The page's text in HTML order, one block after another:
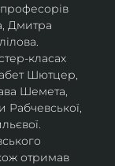
Дмитра
класах
Шютцер,
Шемета,
отримав